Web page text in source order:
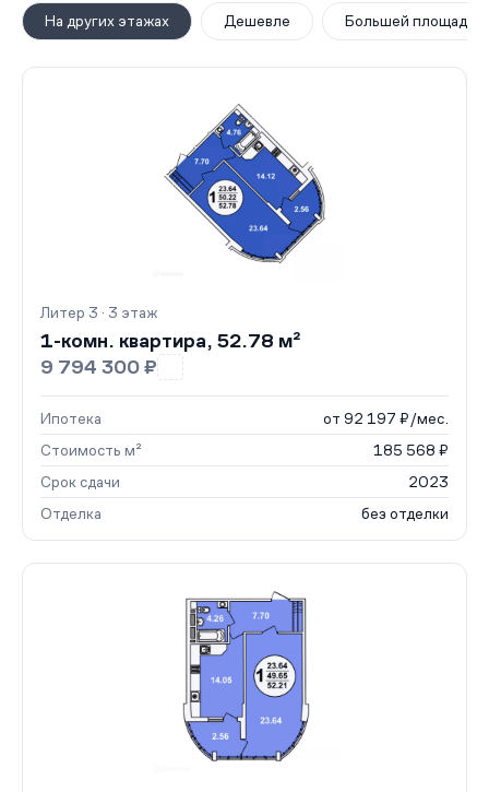
На других этажах Дешевле Большей площади
Литер 3 · 3 этаж
1-комн. квартира, 52.78 м²
9 794 300 ₽
Ипотека
от 92 197 ₽/мес.
Стоимость м²
185 568 ₽
Срок сдачи
2023
Отделка
без отделки